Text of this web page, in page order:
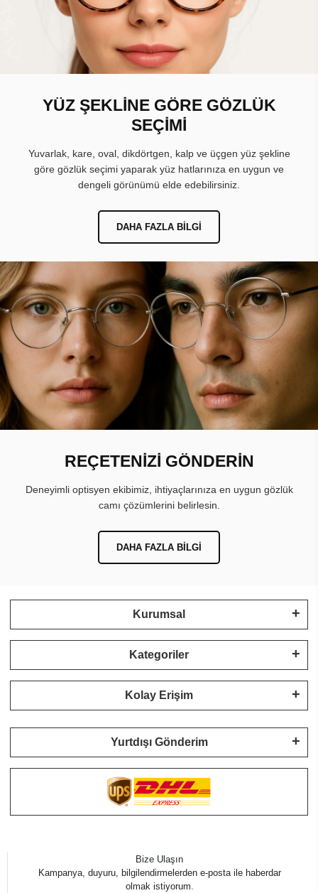
YÜZ ŞEKLİNE GÖRE GÖZLÜK
SEÇİMİ
Yuvarlak, kare, oval, dikdörtgen, kalp ve üçgen yüz şekline
göre gözlük seçimi yaparak yüz hatlarınıza en uygun ve
dengeli görünümü elde edebilirsiniz.
DAHA FAZLA BILGI
REÇETENİZİ GÖNDERİN
Deneyimli optisyen ekibimiz, ihtiyaçlarınıza en uygun gözlük
camı çözümlerini belirlesin.
DAHA FAZLA BILGI
Kurumsal
Kategoriler
Kolay Erişim
Yurtdışı Gönderim
Bize Ulaşın
Kampanya, duyuru, bilgilendirmelerden e-posta ile haberdar
olmak istiyorum.